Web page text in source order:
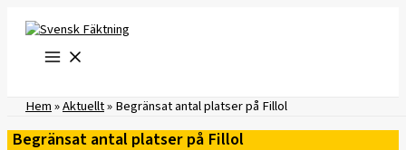
innehåll
Hem»Aktuellt»Begränsat antal platser på Fillol
Begränsat antal platser på Fillol